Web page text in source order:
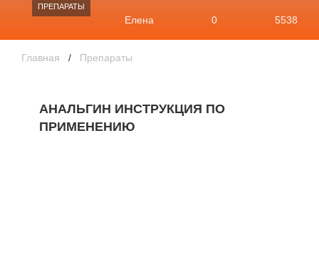
ПРЕПАРАТЫ
5538
0
Елена
Главная / Препараты
АНАЛЬГИН ИНСТРУКЦИЯ ПО
ПРИМЕНЕНИЮ